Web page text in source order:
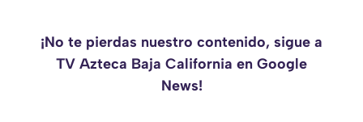
¡No te pierdas nuestro contenido, sigue a
TV Azteca Baja California en Google
News!